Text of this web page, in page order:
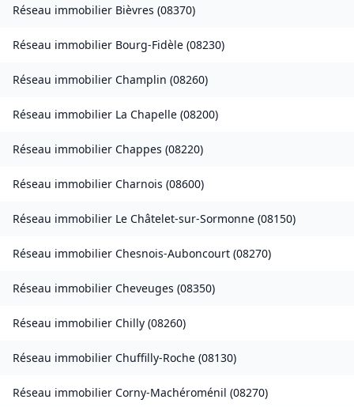
Réseau immobilier Bièvres (08370)
Réseau immobilier Bourg-Fidèle (08230)
Réseau immobilier Champlin (08260)
Réseau immobilier La Chapelle (08200)
Réseau immobilier Chappes (08220)
Réseau immobilier Charnois (08600)
Réseau immobilier Le Châtelet-sur-Sormonne (08150)
Réseau immobilier Chesnois-Auboncourt (08270)
Réseau immobilier Cheveuges (08350)
Réseau immobilier Chilly (08260)
Réseau immobilier Chuffilly-Roche (08130)
Réseau immobilier Corny-Machéroménil (08270)